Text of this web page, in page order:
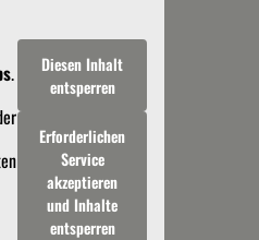
.
Diesen Inhalt
entsperren
Erforderlichen
Service
akzeptieren
und Inhalte
entsperren